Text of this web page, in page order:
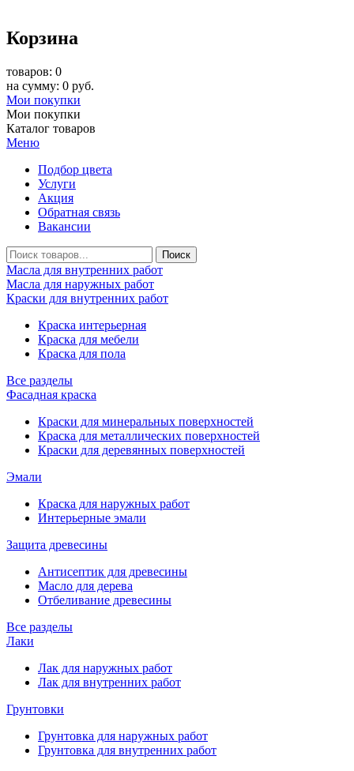
Корзина
товаров: 0
на сумму: 0 руб.
Мои покупки
Мои покупки
Каталог товаров
Меню
Подбор цвета
Услуги
Акция
Обратная связь
Вакансии
Масла для внутренних работ
Масла для наружных работ
Краски для внутренних работ
Краска интерьерная
Краска для мебели
Краска для пола
Все разделы
Фасадная краска
Краски для минеральных поверхностей
Краска для металлических поверхностей
Краски для деревянных поверхностей
Эмали
Краска для наружных работ
Интерьерные эмали
Защита древесины
Антисептик для древесины
Масло для дерева
Отбеливание древесины
Все разделы
Лаки
Лак для наружных работ
Лак для внутренних работ
Грунтовки
Грунтовка для наружных работ
Грунтовка для внутренних работ